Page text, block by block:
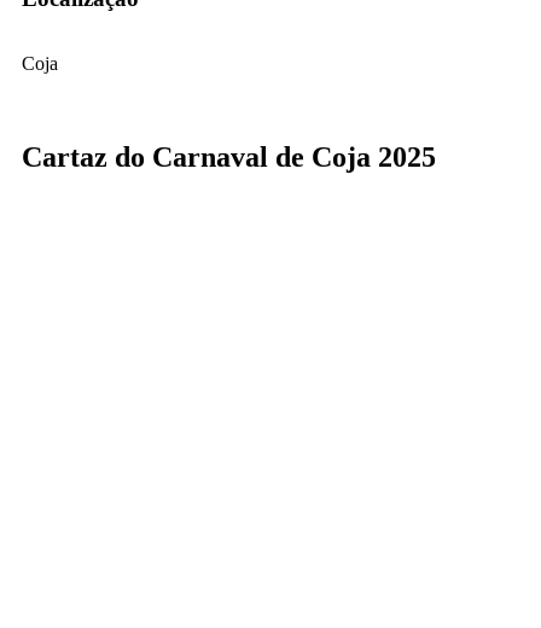
Coja
Cartaz do Carnaval de Coja 2025